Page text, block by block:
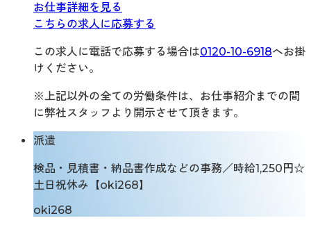
お仕事詳細を見る
こちらの求人に応募する
この求人に電話で応募する場合は0120-10-6918へお掛
けください。
※上記以外の全ての労働条件は、お仕事紹介までの間
に弊社スタッフより開示させて頂きます。
派遣
検品・見積書・納品書作成などの事務／時給1,250円☆
土日祝休み【oki268】
oki268